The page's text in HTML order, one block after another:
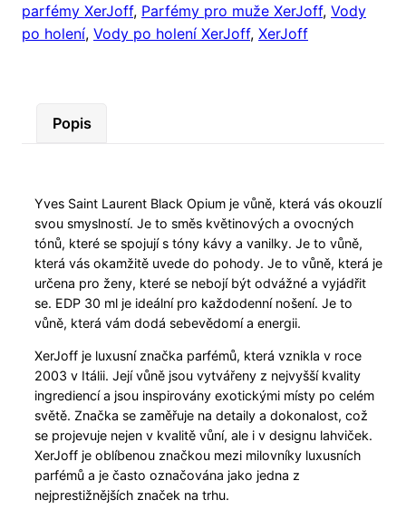
parfémy XerJoff, Parfémy pro muže XerJoff, Vody
po holení, Vody po holení XerJoff, XerJoff
Popis
Yves Saint Laurent Black Opium je vůně, která vás okouzlí
svou smyslností. Je to směs květinových a ovocných
tónů, které se spojují s tóny kávy a vanilky. Je to vůně,
která vás okamžitě uvede do pohody. Je to vůně, která je
určena pro ženy, které se nebojí být odvážné a vyjádřit
se. EDP 30 ml je ideální pro každodenní nošení. Je to
vůně, která vám dodá sebevědomí a energii.
XerJoff je luxusní značka parfémů, která vznikla v roce
2003 v Itálii. Její vůně jsou vytvářeny z nejvyšší kvality
ingrediencí a jsou inspirovány exotickými místy po celém
světě. Značka se zaměřuje na detaily a dokonalost, což
se projevuje nejen v kvalitě vůní, ale i v designu lahviček.
XerJoff je oblíbenou značkou mezi milovníky luxusních
parfémů a je často označována jako jedna z
nejprestižnějších značek na trhu.